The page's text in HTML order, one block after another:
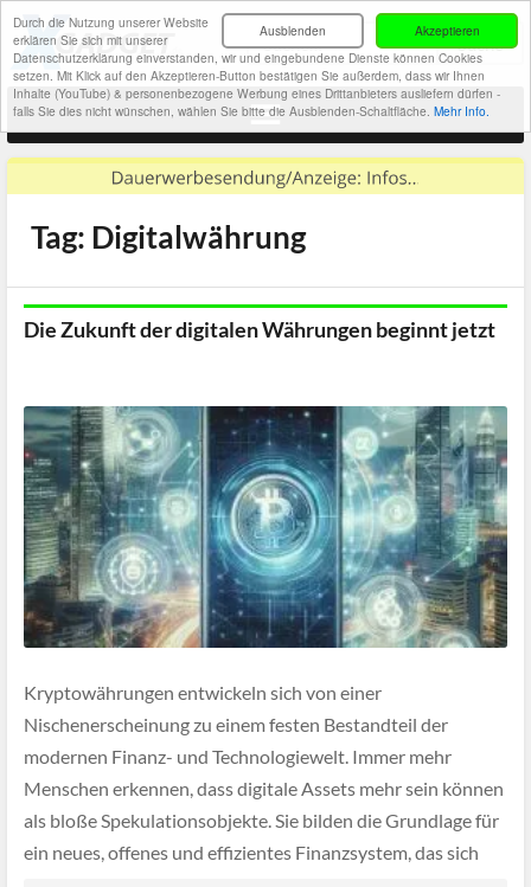
Akzeptieren
Ausblenden
Durch die Nutzung unserer Website
erklären Sie sich mit unserer
Datenschutzerklärung einverstanden, wir und eingebundene Dienste können Cookies
setzen. Mit Klick auf den Akzeptieren-Button bestätigen Sie außerdem, dass wir Ihnen
Inhalte (YouTube) & personenbezogene Werbung eines Drittanbieters ausliefern dürfen -
falls Sie dies nicht wünschen, wählen Sie bitte die Ausblenden-Schaltfläche. Mehr Info.
Tag: Digitalwährung
Die Zukunft der digitalen Währungen beginnt jetzt
Kryptowährungen entwickeln sich von einer
Nischenerscheinung zu einem festen Bestandteil der
modernen Finanz- und Technologiewelt. Immer mehr
Menschen erkennen, dass digitale Assets mehr sein können
als bloße Spekulationsobjekte. Sie bilden die Grundlage für
ein neues, offenes und effizientes Finanzsystem, das sich